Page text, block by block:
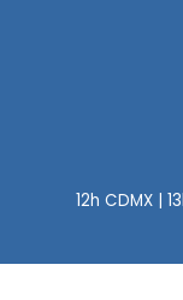
12h CDMX |